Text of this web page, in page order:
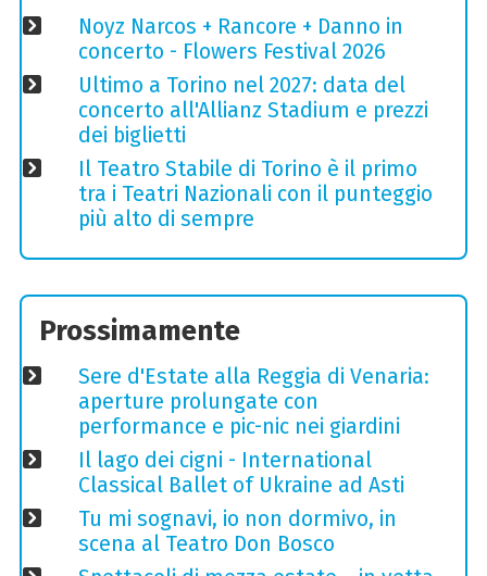
Noyz Narcos + Rancore + Danno in
concerto - Flowers Festival 2026
Ultimo a Torino nel 2027: data del
concerto all'Allianz Stadium e prezzi
dei biglietti
Il Teatro Stabile di Torino è il primo
tra i Teatri Nazionali con il punteggio
più alto di sempre
Prossimamente
Sere d'Estate alla Reggia di Venaria:
aperture prolungate con
performance e pic-nic nei giardini
Il lago dei cigni - International
Classical Ballet of Ukraine ad Asti
Tu mi sognavi, io non dormivo, in
scena al Teatro Don Bosco